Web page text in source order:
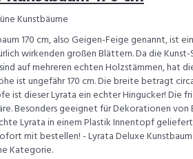
Kunstbäume
170 cm, also Geigen-Feige genannt, ist
wirkenden großen Blättern. Da die
auf mehreren echten Holzstämmen, hat
ist ungefähr 170 cm. Die breite betragt
ist dieser Lyrata ein echter Hingucker! Die
Besonders geeignet für Dekorationen von
Lyrata in einem Plastik Innentopf
mit bestellen! - Lyrata Deluxe
Kategorie.